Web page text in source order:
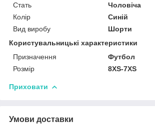
Стать
Чоловіча
Колір
Синій
Вид виробу
Шорти
Користувальницькі характеристики
Призначення
Футбол
Розмір
8XS-7XS
Приховати
Умови доставки